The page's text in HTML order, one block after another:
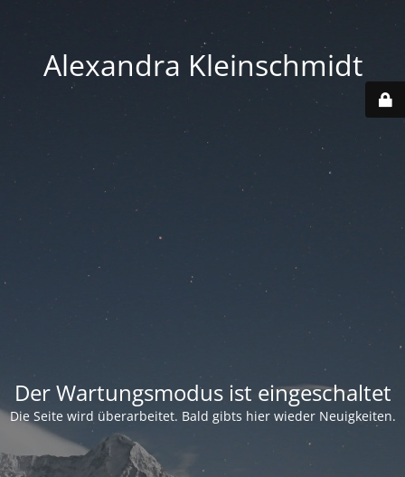
Alexandra Kleinschmidt
Der Wartungsmodus ist eingeschaltet
Die Seite wird überarbeitet. Bald gibts hier wieder Neuigkeiten.